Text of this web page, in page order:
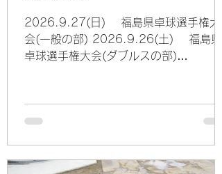
2026.9.27(日) 福島県卓球選手権大
会(一般の部) 2026.9.26(土) 福島県
卓球選手権大会(ダブルスの部)
手権大会(ジュニアの部) 2026.9.5(土)
～6(日) 福島県卓球選手権大会(カデッ